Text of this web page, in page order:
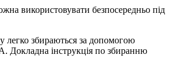
використовувати безпосередньо під
легко збираються за допомогою
Докладна інструкція по збиранню